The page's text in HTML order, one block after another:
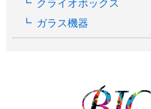
クライオボックス
ガラス機器